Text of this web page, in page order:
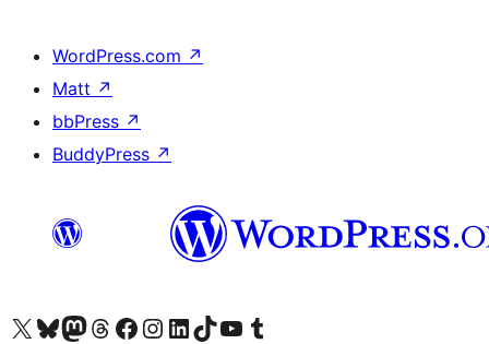
WordPress.com ↗
Matt ↗
bbPress ↗
BuddyPress ↗
Visit our X (formerly Twitter) account
Visit our Bluesky account
Visit our Mastodon account
Visit our Threads account
Visita nuestra página de Facebook
Visita nuestra cuenta de Instagram
Visita nuestra cuenta de LinkedIn
Visit our TikTok account
Visita nuestro canal de YouTube
Visit our Tumblr account